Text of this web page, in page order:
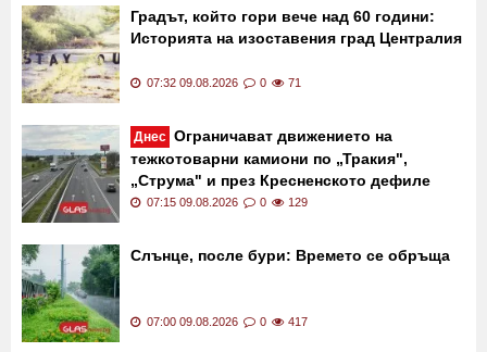
Градът, който гори вече над 60 години:
Историята на изоставения град Централия
07:32 09.08.2026 0 71
Днес Ограничават движението на
тежкотоварни камиони по „Тракия",
„Струма" и през Кресненското дефиле
07:15 09.08.2026 0 129
Слънце, после бури: Времето се обръща
07:00 09.08.2026 0 417